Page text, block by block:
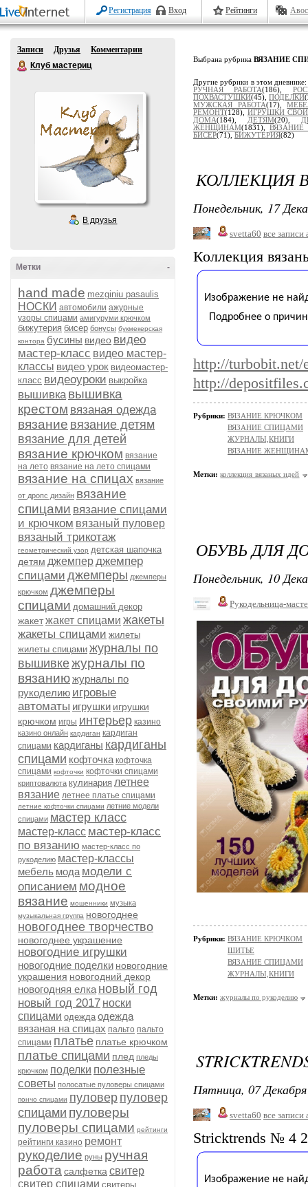
Регистрация Вход Рейтинги
Записи Друзья
Комментарии
Клуб мастериц
В друзья
-
Метки
hand made mezginiu pasaulis
НОСКИ автомобили ажурные
узоры спицами амигуруми крючком
бижутерия бисер бонусы букмекерская
контора бусины видео видео
мастер-класс видео мастер-
классы видео урок видеомастер-
класс видеоуроки выкройка
вышивка вышивка
крестом вязаная одежда
вязание вязание детям
вязание для детей
вязание крючком вязание
на лето вязание на лето спицами
вязание на спицах вязание
от дропс дизайн вязание
спицами вязание спицами
и крючком вязаный пуловер
вязаный трикотаж
геометрический узор детская шапочка
детям джемперджемпер
спицами джемперы джемперы
крючком джемперы
спицами домашний декор
жакетжакет спицами жакеты
жакеты спицами жилеты
жилеты спицами журналы по
вышивкежурналы по
вязаниюжурналы по
рукоделию игровые
автоматы игрушки игрушки
крючком игры интерьер казино
казино онлайн кардиган кардиган
спицами кардиганы кардиганы
спицами кофточка кофточка
спицами кофточки кофточки спицами
криптовалюта кулинария летнее
вязание летнее платье спицами
летние кофточки спицами летние модели
спицами мастер класс
мастер-класс мастер-класс
по вязанию мастер-класс по
рукоделию мастер-классы
мебель мода модели с
описанием модное
вязание мошенники музыка
музыкальная группа новогоднее
новогоднее творчество
новогоднее украшение
новогодние игрушки
новогодние поделки новогодние
украшения новогодний декор
новогодняя елка новый год
новый год 2017 носки
спицами одежда одежда
вязаная на спицах пальто пальто
спицами платье платье крючком
платье спицами плед пледы
крючком поделки полезные
советы полосатые пуловеры спицами
пончо спицами пуловер пуловер
спицами пуловеры
пуловеры спицами рейтинги
рейтинги казино ремонт
рукоделие руны ручная
работа салфетка свитер
свитер спицами свитеры
Выбрана рубрика ВЯЗАНИЕ
Другие рубрики в этом
РУЧНАЯ РАБОТА(186),
ПОХВАСТУШКИ(45),ПОДЕЛКИ
МУЖСКАЯ РАБОТА(17),
РЕМОНТ(128), ИГРУШКИ
ДОМА(184), ДЕТЯМ(20),
ЖЕНЩИНАМ(1831),ВЯЗАНИЕ
БИСЕР(71), БИЖУТЕРИЯ(82)
КОЛЛЕКЦИЯ
Понедельник, 17
svetta60 все записи
Коллекция
http://turbobit.net/
http://
Рубрики: ВЯЗАНИЕ КРЮЧКОМ
ВЯЗАНИЕ СПИЦАМИ
ЖУРНАЛЫ,КНИГИ
ВЯЗАНИЕ
Метки: коллекция вязаных идей
ОБУВЬ ДЛЯ
Понедельник, 10
Рукодельница-
Рубрики: ВЯЗАНИЕ КРЮЧКОМ
ШИТЬЕ
ВЯЗАНИЕ СПИЦАМИ
ЖУРНАЛЫ,КНИГИ
Метки: журналы по рукоделию
Пятница, 07
svetta60 все записи
Stricktrends № 4